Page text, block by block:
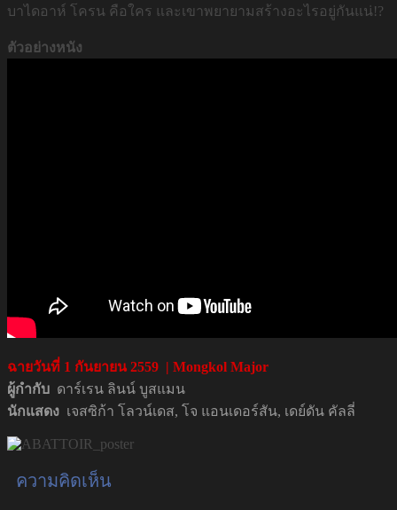
บาไดอาห์ โครน คือใคร และเขาพยายามสร้างอะไรอยู่กันแน่!?
ตัวอย่างหนัง
ฉายวันที่ 1 กันยายน2559 | Mongkol Major
ผู้กำกับ ดาร์เรน ลินน์ บูสแมน
นักแสดง เจสซิก้า โลวน์เดส, โจ แอนเดอร์สัน, เดย์ดัน คัลลี่
ความคิดเห็น